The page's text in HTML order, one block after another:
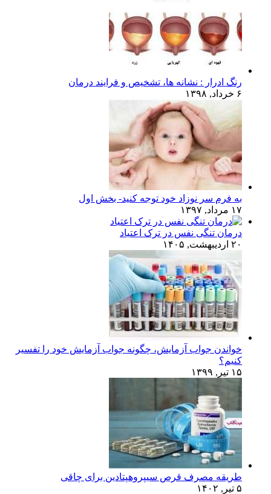
رنگ ادرار : نشانه ها، تشخیص و فرایند درمان
۶ خرداد, ۱۳۹۸
به فرم سر نوزاد خود توجه کنید- بخش اول
۱۷ مرداد, ۱۳۹۷
درمان تنگی نفس در ترک اعتیاد
۲۰ اردیبهشت, ۱۴۰۵
خواندن جواب آزمایش، چگونه جواب آزمایش خود را تفسیر
کنیم؟
۱۵ تیر, ۱۳۹۹
طریقه مصرف قرص سیپروهپتادین برای چاقی
۵ تیر, ۱۴۰۲